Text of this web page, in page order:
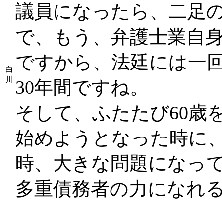
白
川
議員になったら、二足
で、もう、弁護士業自
ですから、法廷には一
30年間ですね。
そして、ふたたび60歳
始めようとなった時に
時、大きな問題になっ
多重債務者の力になれ